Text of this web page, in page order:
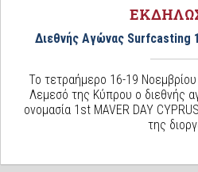
Διεθνής Αγώνας Surfcasting
Το τετραήμερο 16-19
Λεμεσό της Κύπρου ο διεθνής
ονομασία 1st MAVER DAY
της